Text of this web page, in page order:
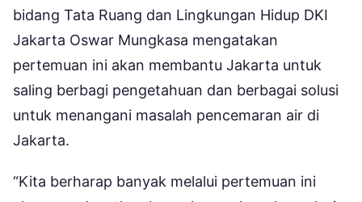
bidang Tata Ruang dan Lingkungan Hidup DKI
Jakarta Oswar Mungkasa mengatakan
pertemuan ini akan membantu Jakarta untuk
saling berbagi pengetahuan dan berbagai solusi
untuk menangani masalah pencemaran air di
Jakarta.
“Kita berharap banyak melalui pertemuan ini